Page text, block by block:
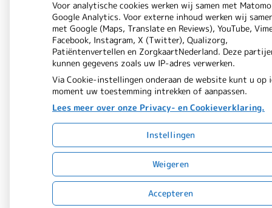
Voor analytische cookies werken wij samen met
Google Analytics. Voor externe inhoud werken wij
met Google (Maps, Translate en Reviews), YouTube,
Facebook, Instagram, X (Twitter), Qualizorg,
Patiëntenvertellen en ZorgkaartNederland. Deze
kunnen gegevens zoals uw IP-adres verwerken.
Via Cookie-instellingen onderaan de website kunt u op
moment uw toestemming intrekken of aanpassen.
Lees meer over onze Privacy- en Cookieverklaring.
Instellingen
Weigeren
Accepteren